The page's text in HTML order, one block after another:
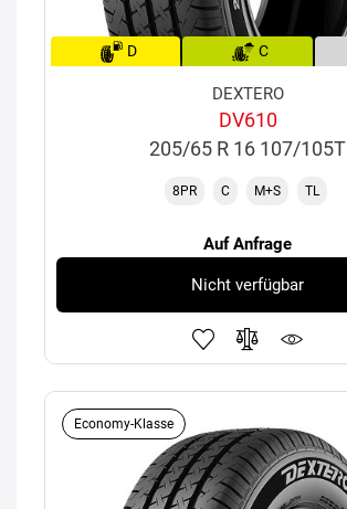
D C
DEXTERO
DV610
205/65 R 16 107/105T
8PR C M+S TL
Auf Anfrage
Nicht verfügbar
Economy-Klasse